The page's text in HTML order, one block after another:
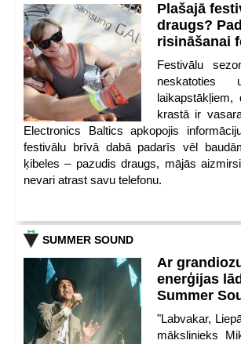
Plašajā
draugs?
risināšanai
Festivālu
krastā ir
Electronics Baltics apkopojis
festivālu brīvā dabā padarīs vēl
ķibeles – pazudis draugs, mājās
nevari atrast savu telefonu.
SUMMER SOUND
Ar
enerģijas
Summer
"Labvakar,
mākslinieks